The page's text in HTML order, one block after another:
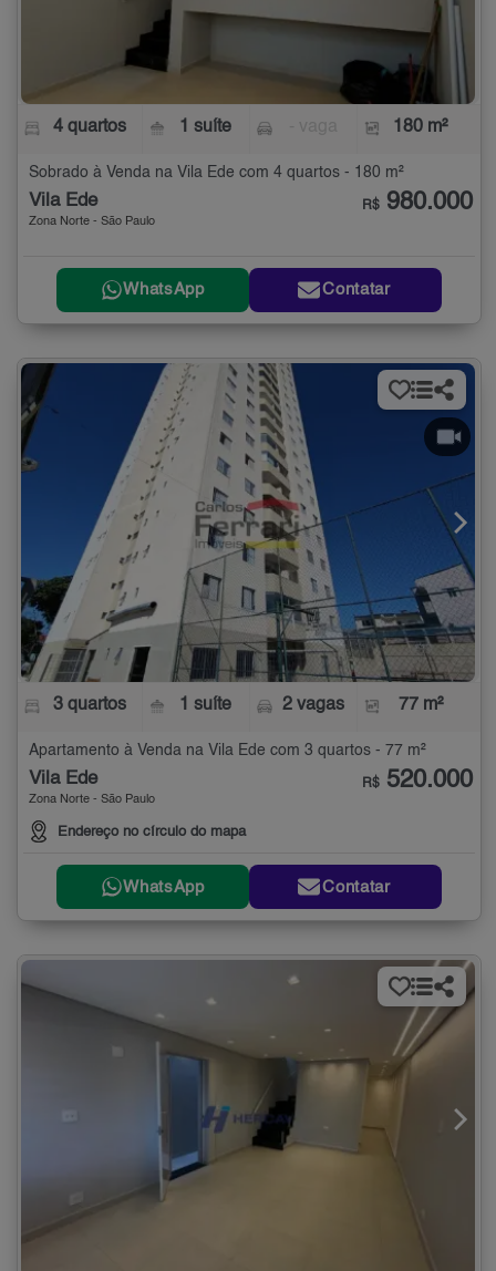
4 quartos 1 suíte 180 m²
Sobrado à Venda na Vila Ede com 4 quartos - 180 m²
Vila Ede
Zona Norte - São Paulo
R$ 980.000
WhatsApp Contatar
3 quartos 1 suíte 2 vagas 77 m²
Apartamento à Venda na Vila Ede com 3 quartos - 77 m²
Vila Ede
Zona Norte - São Paulo
Endereço no círculo do mapa
R$ 520.000
WhatsApp Contatar